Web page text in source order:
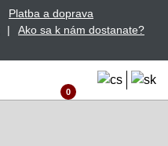
Platba a doprava
Ako sa k nám dostanate?
0